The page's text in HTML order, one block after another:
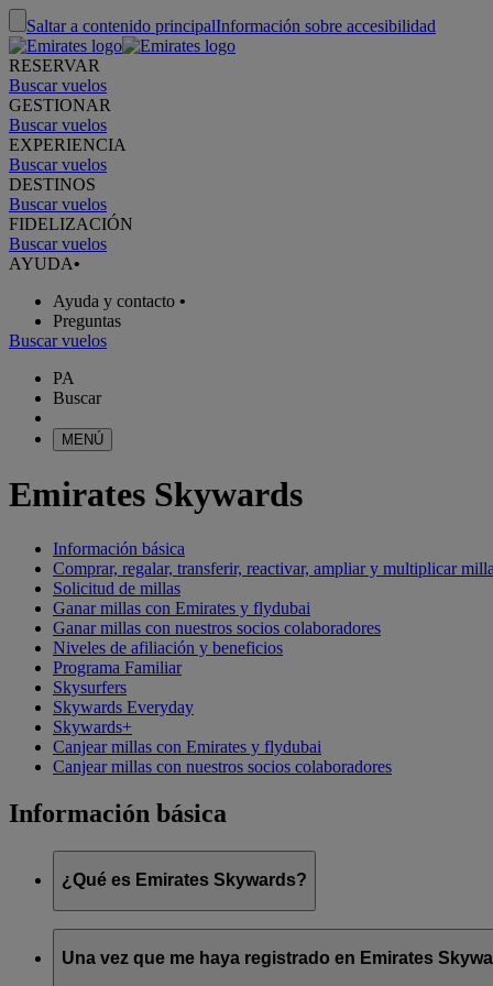
Saltar a contenido principalInformación sobre accesibilidad
RESERVAR
Buscar vuelos
GESTIONAR
Buscar vuelos
EXPERIENCIA
Buscar vuelos
DESTINOS
Buscar vuelos
FIDELIZACIÓN
Buscar vuelos
AYUDA•
Ayuda y contacto •
Preguntas
Buscar vuelos
PA
Buscar
MENÚ
Emirates Skywards
Información básica
Comprar, regalar, transferir, reactivar, ampliar y multiplicar
Solicitud de millas
Ganar millas con Emirates y flydubai
Ganar millas con nuestros socios colaboradores
Niveles de afiliación y beneficios
Programa Familiar
Skysurfers
Skywards Everyday
Skywards+
Canjear millas con Emirates y flydubai
Canjear millas con nuestros socios colaboradores
Información básica
¿Qué es Emirates Skywards?
Emirates Skywards es el galardonado programa de
Ofrece a los socios una serie de ventajas y experiencias
Una vez que me haya registrado en Emirates